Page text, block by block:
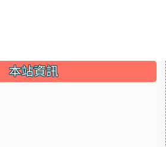
本站資訊